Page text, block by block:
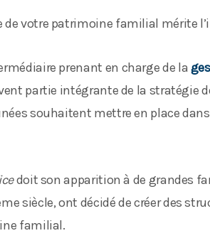
de votre patrimoine familial mérite
prenant en charge de la
partie intégrante de la stratégie
souhaitent mettre en place
doit son apparition à de grandes
siècle, ont décidé de créer des
familial.